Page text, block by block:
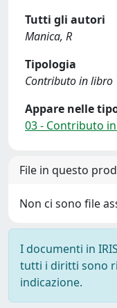
Tutti gli autori
Manica, R
Tipologia
Contributo in libro
Appare nelle
03 - Contributo
File in questo
Non ci sono file
I documenti in
tutti i diritti sono
indicazione.